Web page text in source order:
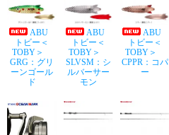
ABU
トビー＜
TOBY＞
GRG：グリ
ーンゴール
ド
ABU
トビー＜
TOBY＞
SLVSM：シ
ルバーサー
モン
ABU
トビー＜
TOBY＞
CPPR：コパ
ー